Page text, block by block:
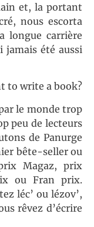
et, la portant
nous escorta
longue carrière
jamais été aussi
to write a book?
le monde trop
peu de lecteurs
de Panurge
bête-seller ou
Magaz, prix
ou Fran prix.
léc’ ou lézov’,
rêvez d’écrire